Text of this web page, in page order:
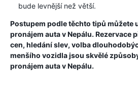
bude levnější než větší.
Postupem podle těchto tipů můžete
pronájem auta v Nepálu. Rezervace
cen, hledání slev, volba
menšího vozidla jsou skvělé
pronájem auta v Nepálu.